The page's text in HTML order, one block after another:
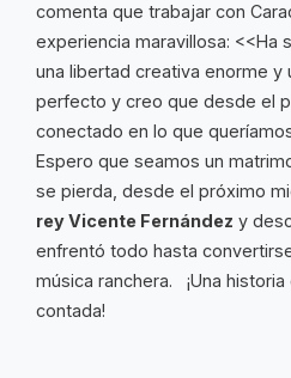
comenta que trabajar con
experiencia maravillosa: <<Ha
una libertad creativa enorme y
perfecto y creo que desde el
conectado en lo que
Espero que seamos un
se pierda, desde el próximo
rey Vicente Fernández y
enfrentó todo hasta
música ranchera. ¡Una
contada!